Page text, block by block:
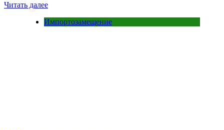
Читать далее
Импортозамещение